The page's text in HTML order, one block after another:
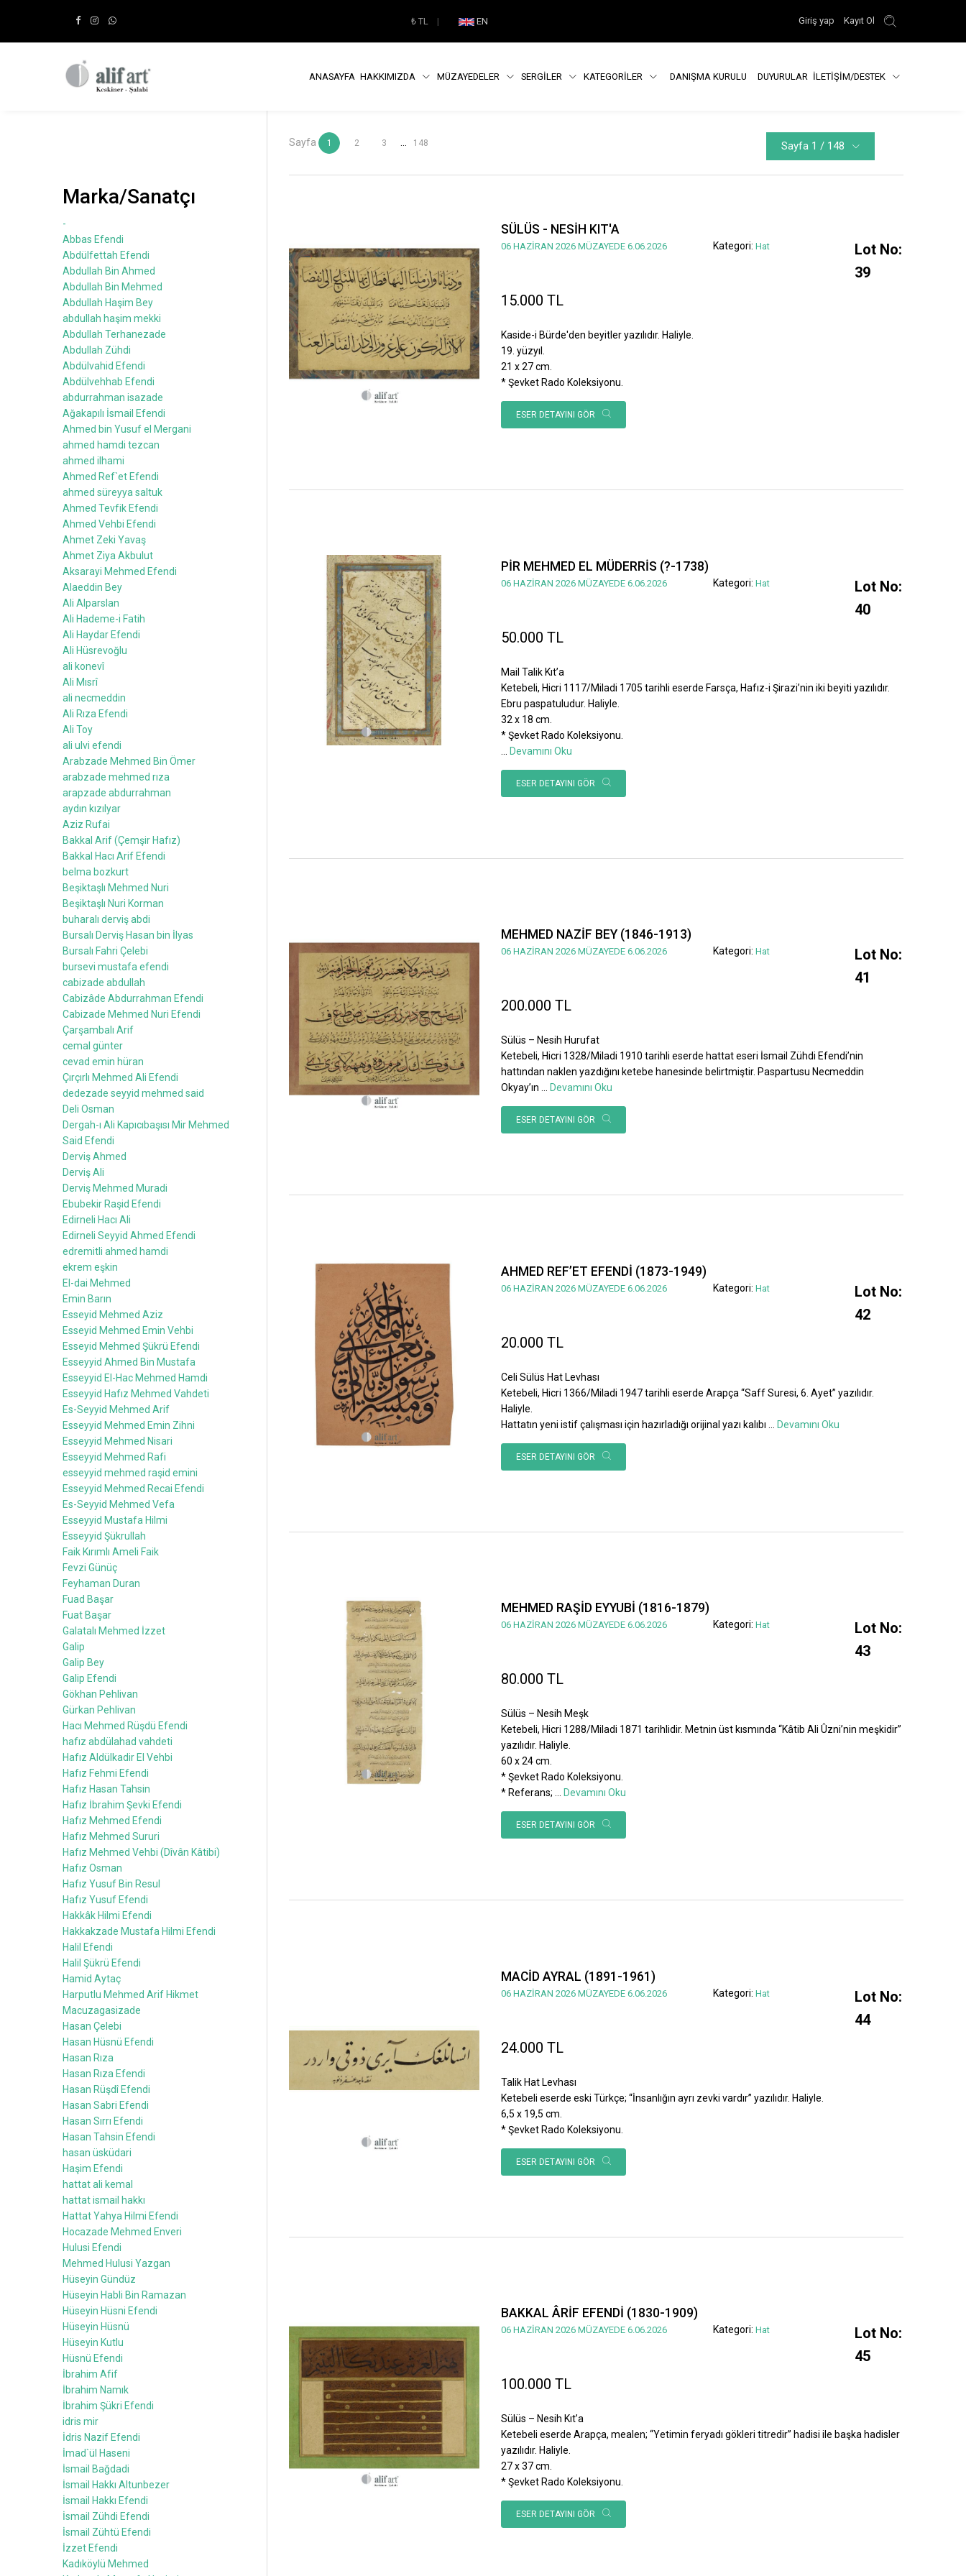
₺TL | EN Giriş yap Kayıt Ol
ANASAYFA HAKKIMIZDA MÜZAYEDELER SERGİLER KATEGORİLER DANIŞMA KURULU DUYURULAR İLETİŞİM/DESTEK
Sayfa 1 2 3 148 Sayfa 1 / 148
SÜLÜS - NESİH KIT'A
06 HAZİRAN 2026 MÜZAYEDE 6.06.2026 Kategori: Hat
Lot No:
39
15.000 TL
Kaside-i Bürde'den beyitler yazılıdır. Haliyle.
19. yüzyıl.
21 x 27 cm.
* Şevket Rado Koleksiyonu.
ESER DETAYINI GÖR
PİR MEHMED EL MÜDERRİS (?-1738)
06 HAZİRAN 2026 MÜZAYEDE 6.06.2026 Kategori: Hat
Lot No:
40
50.000 TL
Mail Talik Kıt’a
Ketebeli, Hicri 1117/Miladi 1705 tarihli eserde Farsça, Hafız-i Şirazi’nin iki beyiti yazılıdır.
Ebru paspatuludur. Haliyle.
32 x 18 cm.
* Şevket Rado Koleksiyonu.
Devamını Oku
ESER DETAYINI GÖR
MEHMED NAZİF BEY (1846-1913)
06 HAZİRAN 2026 MÜZAYEDE 6.06.2026 Kategori: Hat
Lot No:
41
200.000 TL
Sülüs – Nesih Hurufat
Ketebeli, Hicri 1328/Miladi 1910 tarihli eserde hattat eseri İsmail Zühdi Efendi’nin
hattından naklen yazdığını ketebe hanesinde belirtmiştir. Paspartusu Necmeddin
Okyay’ın ... Devamını Oku
ESER DETAYINI GÖR
AHMED REF’ET EFENDİ (1873-1949)
06 HAZİRAN 2026 MÜZAYEDE 6.06.2026 Kategori: Hat
Lot No:
42
20.000 TL
Celi Sülüs Hat Levhası
Ketebeli, Hicri 1366/Miladi 1947 tarihli eserde Arapça “Saff Suresi, 6. Ayet” yazılıdır.
Haliyle.
Hattatın yeni istif çalışması için hazırladığı orijinal yazı kalıbı
Devamını Oku
ESER DETAYINI GÖR
MEHMED RAŞİD EYYUBİ (1816-1879)
06 HAZİRAN 2026 MÜZAYEDE 6.06.2026 Kategori: Hat
Lot No:
43
80.000 TL
Sülüs – Nesih Meşk
Ketebeli, Hicri 1288/Miladi 1871 tarihlidir. Metnin üst kısmında “Kâtib Ali Ûzni’nin meşkidir”
yazılıdır. Haliyle.
60 x 24 cm.
* Şevket Rado Koleksiyonu.
* Referans; ... Devamını Oku
ESER DETAYINI GÖR
MACİD AYRAL (1891-1961)
06 HAZİRAN 2026 MÜZAYEDE 6.06.2026 Kategori: Hat
Lot No:
44
24.000 TL
Talik Hat Levhası
Ketebeli eserde eski Türkçe; “İnsanlığın ayrı zevki vardır” yazılıdır. Haliyle.
6,5 x 19,5 cm.
* Şevket Rado Koleksiyonu.
ESER DETAYINI GÖR
BAKKAL ÂRİF EFENDİ (1830-1909)
06 HAZİRAN 2026 MÜZAYEDE 6.06.2026 Kategori: Hat
Lot No:
45
100.000 TL
Sülüs – Nesih Kıt’a
Ketebeli eserde Arapça, mealen; “Yetimin feryadı gökleri titredir” hadisi ile başka hadisler
yazılıdır. Haliyle.
27 x 37 cm.
* Şevket Rado Koleksiyonu.
ESER DETAYINI GÖR
Marka/Sanatçı
-
Abbas Efendi
Abdülfettah Efendi
Abdullah Bin Ahmed
Abdullah Bin Mehmed
Abdullah Haşim Bey
abdullah haşim mekki
Abdullah Terhanezade
Abdullah Zühdi
Abdülvahid Efendi
Abdülvehhab Efendi
abdurrahman isazade
Ağakapılı İsmail Efendi
Ahmed bin Yusuf el Mergani
ahmed hamdi tezcan
ahmed ilhami
Ahmed Ref`et Efendi
ahmed süreyya saltuk
Ahmed Tevfik Efendi
Ahmed Vehbi Efendi
Ahmet Zeki Yavaş
Ahmet Ziya Akbulut
Aksarayi Mehmed Efendi
Alaeddin Bey
Ali Alparslan
Ali Hademe-i Fatih
Ali Haydar Efendi
Ali Hüsrevoğlu
ali konevî
Ali Mısrî
ali necmeddin
Ali Rıza Efendi
Ali Toy
ali ulvi efendi
Arabzade Mehmed Bin Ömer
arabzade mehmed rıza
arapzade abdurrahman
aydın kızılyar
Aziz Rufai
Bakkal Arif (Çemşir Hafız)
Bakkal Hacı Arif Efendi
belma bozkurt
Beşiktaşlı Mehmed Nuri
Beşiktaşlı Nuri Korman
buharalı derviş abdi
Bursalı Derviş Hasan bin İlyas
Bursalı Fahri Çelebi
bursevi mustafa efendi
cabizade abdullah
Cabizâde Abdurrahman Efendi
Cabizade Mehmed Nuri Efendi
Çarşambalı Arif
cemal günter
cevad emin hüran
Çırçırlı Mehmed Ali Efendi
dedezade seyyid mehmed said
Deli Osman
Dergah-ı Ali Kapıcıbaşısı Mir Mehmed
Said Efendi
Derviş Ahmed
Derviş Ali
Derviş Mehmed Muradi
Ebubekir Raşid Efendi
Edirneli Hacı Ali
Edirneli Seyyid Ahmed Efendi
edremitli ahmed hamdi
ekrem eşkin
El-dai Mehmed
Emin Barın
Esseyid Mehmed Aziz
Esseyid Mehmed Emin Vehbi
Esseyid Mehmed Şükrü Efendi
Esseyyid Ahmed Bin Mustafa
Esseyyid El-Hac Mehmed Hamdi
Esseyyid Hafız Mehmed Vahdeti
Es-Seyyid Mehmed Arif
Esseyyid Mehmed Emin Zihni
Esseyyid Mehmed Nisari
Esseyyid Mehmed Rafi
esseyyid mehmed raşid emini
Esseyyid Mehmed Recai Efendi
Es-Seyyid Mehmed Vefa
Esseyyid Mustafa Hilmi
Esseyyid Şükrullah
Faik Kırımlı Ameli Faik
Fevzi Günüç
Feyhaman Duran
Fuad Başar
Fuat Başar
Galatalı Mehmed İzzet
Galip
Galip Bey
Galip Efendi
Gökhan Pehlivan
Gürkan Pehlivan
Hacı Mehmed Rüşdü Efendi
hafız abdülahad vahdeti
Hafız Aldülkadir El Vehbi
Hafız Fehmi Efendi
Hafız Hasan Tahsin
Hafız İbrahim Şevki Efendi
Hafız Mehmed Efendi
Hafız Mehmed Sururi
Hafız Mehmed Vehbi (Dîvân Kâtibi)
Hafız Osman
Hafız Yusuf Bin Resul
Hafız Yusuf Efendi
Hakkâk Hilmi Efendi
Hakkakzade Mustafa Hilmi Efendi
Halil Efendi
Halil Şükrü Efendi
Hamid Aytaç
Harputlu Mehmed Arif Hikmet
Macuzagasizade
Hasan Çelebi
Hasan Hüsnü Efendi
Hasan Rıza
Hasan Rıza Efendi
Hasan Rüşdî Efendi
Hasan Sabri Efendi
Hasan Sırrı Efendi
Hasan Tahsin Efendi
hasan üsküdari
Haşim Efendi
hattat ali kemal
hattat ismail hakkı
Hattat Yahya Hilmi Efendi
Hocazade Mehmed Enveri
Hulusi Efendi
Mehmed Hulusi Yazgan
Hüseyin Gündüz
Hüseyin Habli Bin Ramazan
Hüseyin Hüsni Efendi
Hüseyin Hüsnü
Hüseyin Kutlu
Hüsnü Efendi
İbrahim Afif
İbrahim Namık
İbrahim Şükri Efendi
idris mir
İdris Nazif Efendi
İmad`ül Haseni
İsmail Bağdadi
İsmail Hakkı Altunbezer
İsmail Hakkı Efendi
İsmail Zühdi Efendi
İsmail Zühtü Efendi
İzzet Efendi
Kadıköylü Mehmed